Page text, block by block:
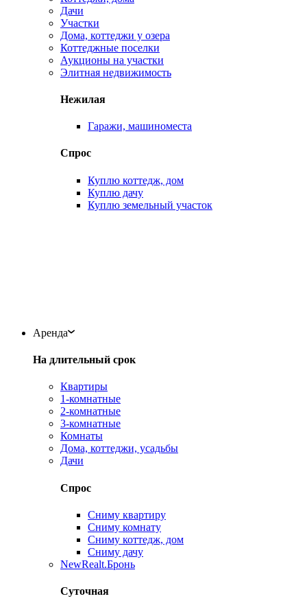
Дачи
Участки
Дома, коттеджи у озера
Коттеджные поселки
Аукционы на участки
Элитная недвижимость
Нежилая
Гаражи, машиноместа
Спрос
Куплю коттедж, дом
Куплю дачу
Куплю земельный участок
Аренда
На длительный срок
Квартиры
1-комнатные
2-комнатные
3-комнатные
Комнаты
Дома, коттеджи, усадьбы
Дачи
Спрос
Сниму квартиру
Сниму комнату
Сниму коттедж, дом
Сниму дачу
NewRealt.Бронь
Суточная